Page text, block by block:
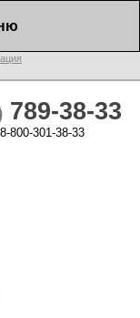
789-38-33
8-800-301-38-33